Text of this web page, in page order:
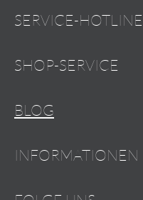
SERVICE-HOTLINE
SHOP-SERVICE
BLOG
INFORMATIONEN